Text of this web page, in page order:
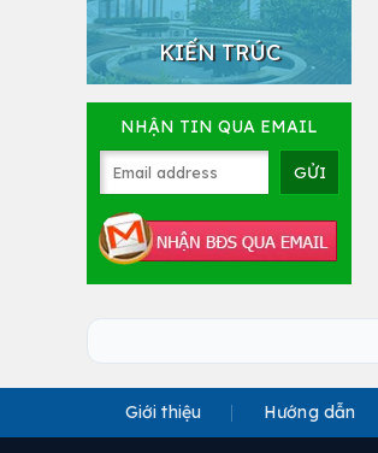
KIẾN TRÚC
NHẬN TIN QUA EMAIL
Giới thiệu Hướng dẫn